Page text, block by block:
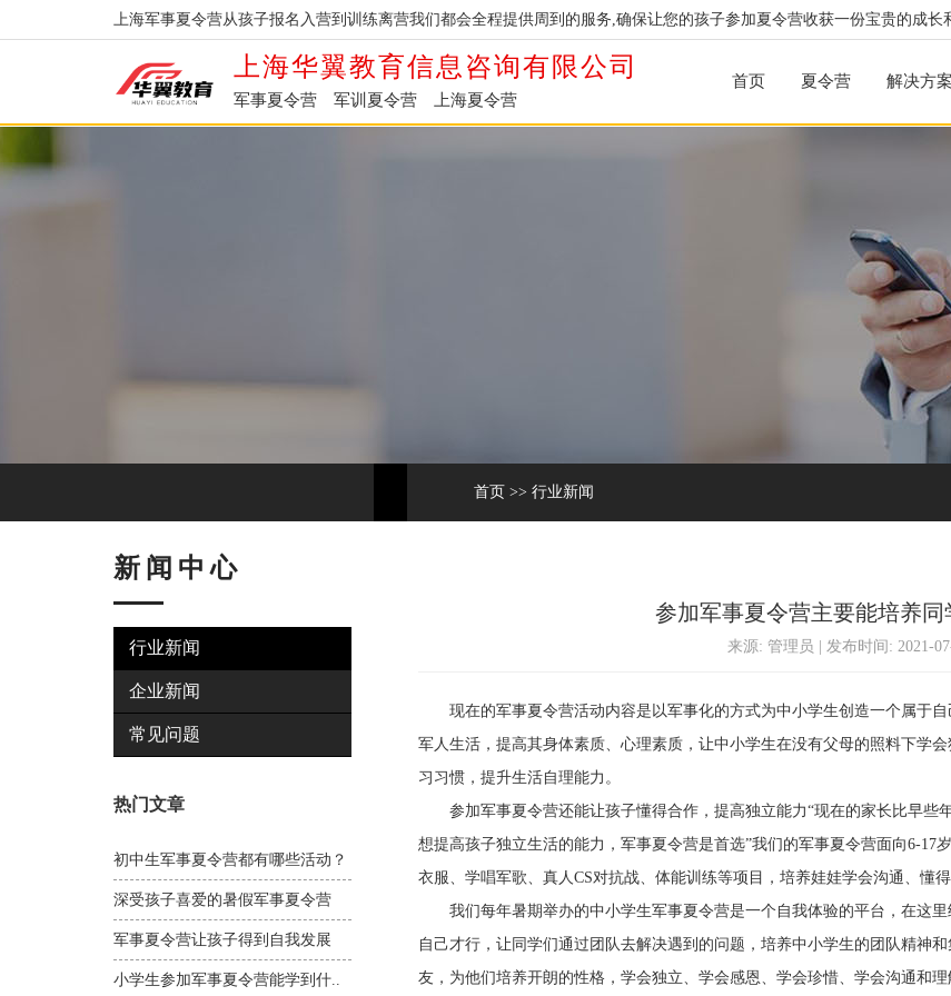
上海军事夏令营从孩子报名入营到训练离营我们都会全程提供周到的服务,确保让您的孩子参加夏令营收获一份宝贵的成长
上海华翼教育信息咨询有限公司
军事夏令营 军训夏令营 上海夏令营
首页 夏令营 解决方案
首页 >> 行业新闻
新闻中心
行业新闻
企业新闻
常见问题
热门文章
初中生军事夏令营都有哪些活动？
深受孩子喜爱的暑假军事夏令营
军事夏令营让孩子得到自我发展
小学生参加军事夏令营能学到什..
参加军事夏令营主要能培养
来源: 管理员 | 发布时间: 2021-
现在的军事夏令营活动内容是以军事化的方式为中小学生创造一个属于自
军人生活，提高其身体素质、心理素质，让中小学生在没有父母的照料下学
习习惯，提升生活自理能力。
参加军事夏令营还能让孩子懂得合作，提高独立能力“现在的家长比早些
想提高孩子独立生活的能力，军事夏令营是首选”我们的军事夏令营面向6-17
衣服、学唱军歌、真人CS对抗战、体能训练等项目，培养娃娃学会沟通、懂
我们每年暑期举办的中小学生军事夏令营是一个自我体验的平台，在这里
自己才行，让同学们通过团队去解决遇到的问题，培养中小学生的团队精神
友，为他们培养开朗的性格，学会独立、学会感恩、学会珍惜、学会沟通和